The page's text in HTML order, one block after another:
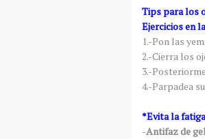
Tips para los
Ejercicios en
1.-Pon las
2.-Cierra los
3.-
4.-Parpadea
*Evita la
-Antifaz de